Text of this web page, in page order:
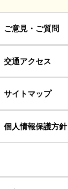
ご意見・ご質問
交通アクセス
サイトマップ
個人情報保護方針